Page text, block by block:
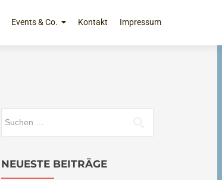
Events & Co. Kontakt Impressum
NEUESTE BEITRÄGE